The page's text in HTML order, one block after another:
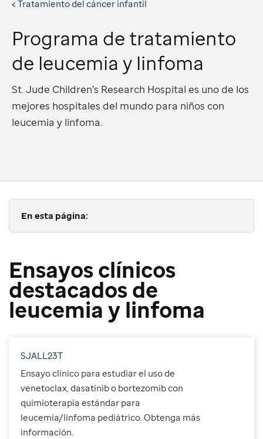
Tratamiento del cáncer infantil
Programa de tratamiento
de leucemia y linfoma
St. Jude Children’s Research Hospital es uno de los
mejores hospitales del mundo para niños con
leucemia y linfoma.
En esta página:
Ensayos clínicos
destacados de
leucemia y linfoma
SJALL23T
Ensayo clínico para estudiar el uso de
venetoclax, dasatinib o bortezomib con
quimioterapia estándar para
leucemia/linfoma pediátrico. Obtenga más
información.